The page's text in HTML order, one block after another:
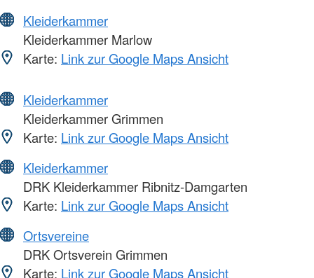
Kleiderkammer
Kleiderkammer Marlow
Karte: Link zur Google Maps Ansicht
Kleiderkammer
Kleiderkammer Grimmen
Karte: Link zur Google Maps Ansicht
Kleiderkammer
DRK Kleiderkammer Ribnitz-Damgarten
Karte: Link zur Google Maps Ansicht
Ortsvereine
DRK Ortsverein Grimmen
Karte: Link zur Google Maps Ansicht